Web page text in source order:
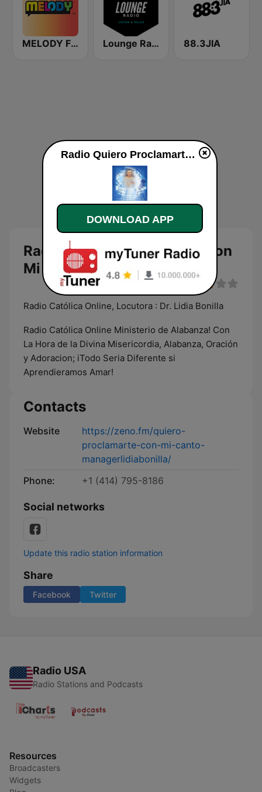
MELODY FM Lounge Radio 88.3JIA
Radio Quiero Proclamarte Con
Mi Canto live
Radio Católica Online, Locutora : Dr. Lidia Bonilla
Radio Católica Online Ministerio de Alabanza! Con
La Hora de la Divina Misericordia, Alabanza, Oración
y Adoracion; iTodo Seria Diferente si
Aprendieramos Amar!
Contacts
Website
https://zeno.fm/quiero-
proclamarte-con-mi-canto-
managerlidiabonilla/
Phone:
+1 (414) 795-8186
Social networks
Update this radio station information
Share
Facebook Twitter
Radio USA
Radio Stations and Podcasts
Resources
Broadcasters
Widgets
Radio Quiero Proclamarte Con Mi Canto live
DOWNLOAD APP